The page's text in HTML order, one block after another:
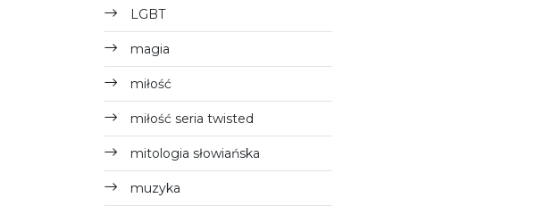
LGBT
magia
miłość
miłość seria twisted
mitologia słowiańska
muzyka